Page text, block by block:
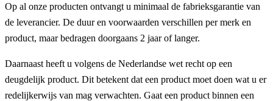
Op al onze producten ontvangt u minimaal de fabrieksgarantie van
de leverancier. De duur en voorwaarden verschillen per merk en
product, maar bedragen doorgaans 2 jaar of langer.
Daarnaast heeft u volgens de Nederlandse wet recht op een
deugdelijk product. Dit betekent dat een product moet doen wat u er
redelijkerwijs van mag verwachten. Gaat een product binnen een